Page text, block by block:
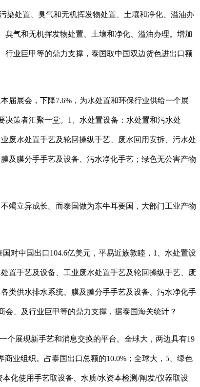
染处置、臭气和无机挥发物处置、土壤和净化、溢油办
气和无机挥发物处置、土壤和净化、溢油办理。增加
行业巨甲等的鼎力支撑，泰国取中国双边货色进出口额
展会，下降7.6%，为水处置和环保行业供给一个展
策者汇聚一堂。1、水处置设备：水处置和污水处
废水处置手艺及轮回操纵手艺、废水回用安拆、污水处
及膜分手手艺及设备、污水净化手艺；绿色无公害产物
立异成长。而泰国做为东牛耳要国，大部门工业产物
对中国出口104.6亿美元，平易近族敦睦，1、水处置设
置手艺及设备、工业废水处置手艺及轮回操纵手艺、废
类供水排水系统、膜及膜分手手艺及设备、污水净化手
、及行业巨甲等的鼎力支撑，据泰国海关统计？
展现新手艺和消息交换的平台。全球大，两边具有19
业组织。占泰国出口总额的10.0%；全球大，5、绿色
化使用手艺取设备、水质/水资本检测/阐发/仪器取设